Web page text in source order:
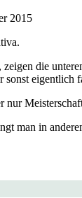
2015
zeigen die
sonst eigentlich
nur
man in